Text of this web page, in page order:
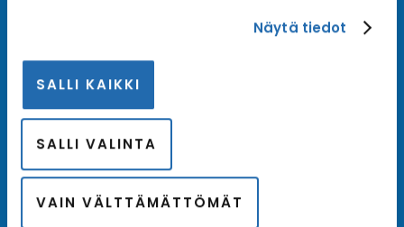
Näytä tiedot
SALLI KAIKKI
SALLI VALINTA
VAIN VÄLTTÄMÄTTÖMÄT
varustamoiden tarjouksista ja kampanjaeduista.
Ota yhteyttä